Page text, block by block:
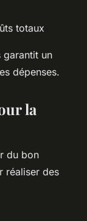
totaux
garantit un
dépenses.
la
du bon
réaliser des